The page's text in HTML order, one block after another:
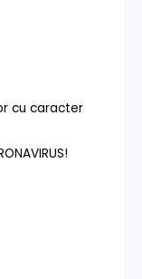
cu caracter